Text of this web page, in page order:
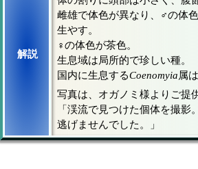
解説
雌雄で体色が異なり、♂の体
生やす。
♀の体色が茶色。
生息域は局所的で珍しい種。
国内に生息するCoenomyia属
写真は、オガノミ様よりご提
「渓流で見つけた個体を撮影
逃げませんでした。」